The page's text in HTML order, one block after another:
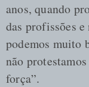
anos, quando
das profissões e
podemos muito
não
força”.